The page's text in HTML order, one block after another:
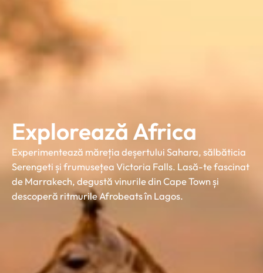
Explorează Africa
Experimentează măreția deșertului Sahara, sălbăticia
Serengeti și frumusețea Victoria Falls. Lasă-te fascinat
de Marrakech, degustă vinurile din Cape Town și
descoperă ritmurile Afrobeats în Lagos.